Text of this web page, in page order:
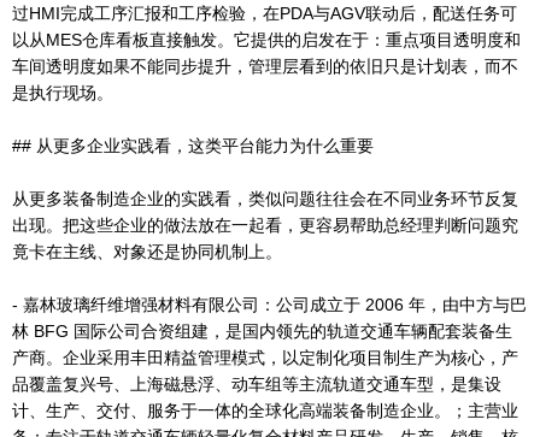
过HMI完成工序汇报和工序检验，在PDA与AGV联动后，配送任务可
以从MES仓库看板直接触发。它提供的启发在于：重点项目透明度和
车间透明度如果不能同步提升，管理层看到的依旧只是计划表，而不
是执行现场。
## 从更多企业实践看，这类平台能力为什么重要
从更多装备制造企业的实践看，类似问题往往会在不同业务环节反复
出现。把这些企业的做法放在一起看，更容易帮助总经理判断问题究
竟卡在主线、对象还是协同机制上。
- 嘉林玻璃纤维增强材料有限公司：公司成立于 2006 年，由中方与巴
林 BFG 国际公司合资组建，是国内领先的轨道交通车辆配套装备生
产商。企业采用丰田精益管理模式，以定制化项目制生产为核心，产
品覆盖复兴号、上海磁悬浮、动车组等主流轨道交通车型，是集设
计、生产、交付、服务于一体的全球化高端装备制造企业。；主营业